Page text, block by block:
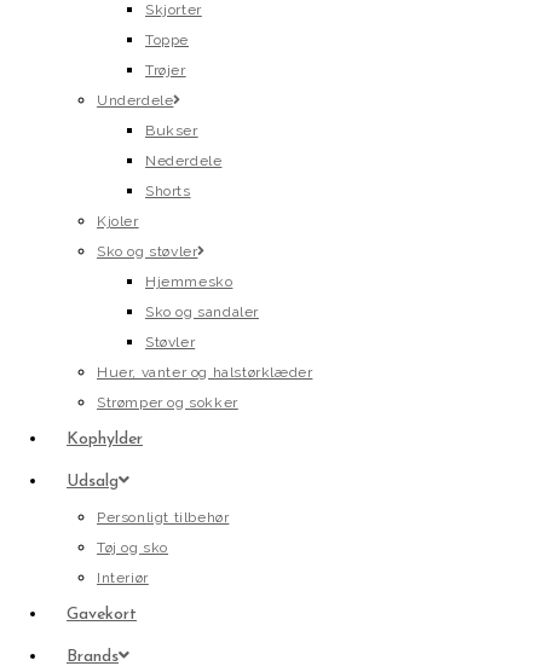
Skjorter
Toppe
Trøjer
Underdele
Bukser
Nederdele
Shorts
Kjoler
Sko og støvler
Hjemmesko
Sko og sandaler
Støvler
Huer, vanter og halstørklæder
Strømper og sokker
Kophylder
Udsalg
Personligt tilbehør
Tøj og sko
Interiør
Gavekort
Brands